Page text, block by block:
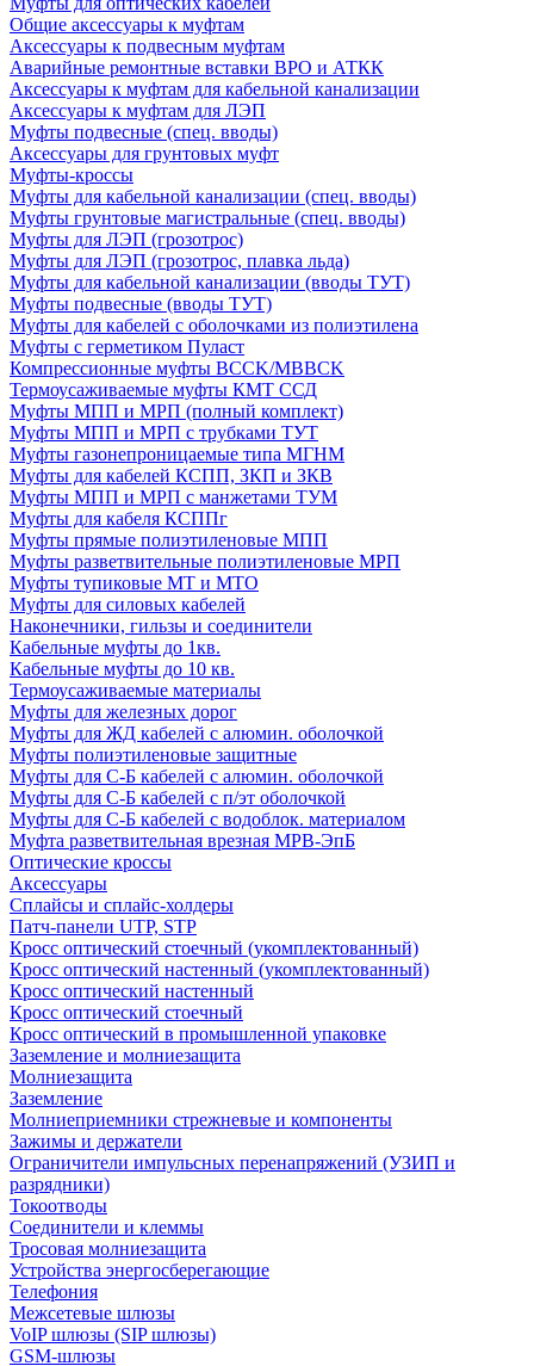
Общие аксессуары к муфтам
Аксессуары к подвесным муфтам
Аварийные ремонтные вставки ВРО и АТКК
Аксессуары к муфтам для кабельной канализации
Аксессуары к муфтам для ЛЭП
Муфты подвесные (спец. вводы)
Аксессуары для грунтовых муфт
Муфты-кроссы
Муфты для кабельной канализации (спец. вводы)
Муфты грунтовые магистральные (спец. вводы)
Муфты для ЛЭП (грозотрос)
Муфты для ЛЭП (грозотрос, плавка льда)
Муфты для кабельной канализации (вводы ТУТ)
Муфты подвесные (вводы ТУТ)
Муфты для кабелей с оболочками из полиэтилена
Муфты с герметиком Пуласт
Компрессионные муфты BCCK/MBBCK
Термоусаживаемые муфты КМТ ССД
Муфты МПП и МРП (полный комплект)
Муфты МПП и МРП с трубками ТУТ
Муфты газонепроницаемые типа МГНМ
Муфты для кабелей КСПП, ЗКП и ЗКВ
Муфты МПП и МРП с манжетами ТУМ
Муфты для кабеля КСППг
Муфты прямые полиэтиленовые МПП
Муфты разветвительные полиэтиленовые МРП
Муфты тупиковые МТ и МТО
Муфты для силовых кабелей
Наконечники, гильзы и соединители
Кабельные муфты до 1кв.
Кабельные муфты до 10 кв.
Термоусаживаемые материалы
Муфты для железных дорог
Муфты для ЖД кабелей с алюмин. оболочкой
Муфты полиэтиленовые защитные
Муфты для С-Б кабелей с алюмин. оболочкой
Муфты для С-Б кабелей с п/эт оболочкой
Муфты для С-Б кабелей с водоблок. материалом
Муфта разветвительная врезная МРВ-ЭпБ
Оптические кроссы
Аксессуары
Сплайсы и сплайс-холдеры
Патч-панели UTP, STP
Кросс оптический стоечный (укомплектованный)
Кросс оптический настенный (укомплектованный)
Кросс оптический настенный
Кросс оптический стоечный
Кросс оптический в промышленной упаковке
Заземление и молниезащита
Молниезащита
Заземление
Молниеприемники стрежневые и компоненты
Зажимы и держатели
Ограничители импульсных перенапряжений (УЗИП и
разрядники)
Токоотводы
Соединители и клеммы
Тросовая молниезащита
Устройства энергосберегающие
Телефония
Межсетевые шлюзы
VoIP шлюзы (SIP шлюзы)
GSM-шлюзы